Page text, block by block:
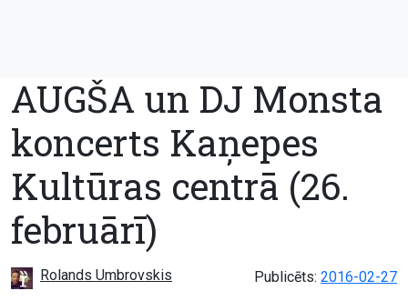
AUGŠA un DJ Monsta
koncerts Kaņepes
Kultūras centrā (26.
februārī)
Rolands Umbrovskis Publicēts: 2016-02-27